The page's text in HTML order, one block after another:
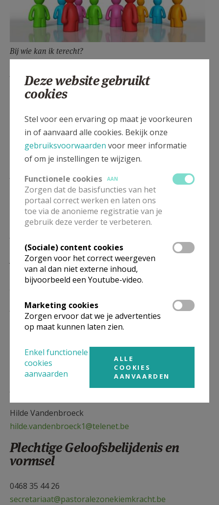
Bij wie kan ik terecht?
Bij wie kan ik terecht
Secretariaat
secretariaat@pastoralezonekiemkracht.be
Parochieraad
Wim Van Cauwenbergh
wimvancauwenbergh@telenet.be
Jos Boogmans
0475 64 83 25
jos.boogmans@gmail.com
Doopcatechese
0468 35 44 26
secretariaat@pastoralezonekiemkracht.be
Aanvraag doopsel klik op deze link
Eerste communie
Hilde Vandenbroeck
hilde.vandenbroeck1@telenet.be
Plechtige Geloofsbelijdenis en
vormsel
0468 35 44 26
secretariaat@pastoralezonekiemkracht.be
Deze website gebruikt
cookies
Stel voor een ervaring op maat je voorkeuren
in of aanvaard alle cookies. Bekijk onze
gebruiksvoorwaarden voor meer informatie
of om je instellingen te wijzigen.
Functionele cookies
AAN
Zorgen dat de basisfuncties van het
portaal correct werken en laten ons
toe via de anonieme registratie van je
gebruik deze verder te verbeteren.
(Sociale) content cookies
Zorgen voor het correct weergeven
van al dan niet externe inhoud,
bijvoorbeeld een Youtube-video.
Marketing cookies
Zorgen ervoor dat we je advertenties
op maat kunnen laten zien.
Enkel functionele
cookies
aanvaarden
ALLE
COOKIES
AANVAARDEN